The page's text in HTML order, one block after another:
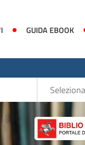
GUIDA EBOOK
Seleziona
la